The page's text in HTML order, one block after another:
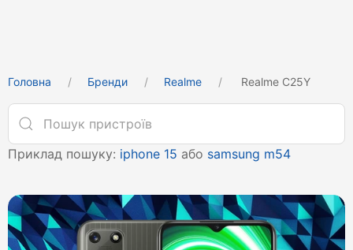
Головна Бренди Realme Realme C25Y
Приклад пошуку: iphone 15 або samsung m54